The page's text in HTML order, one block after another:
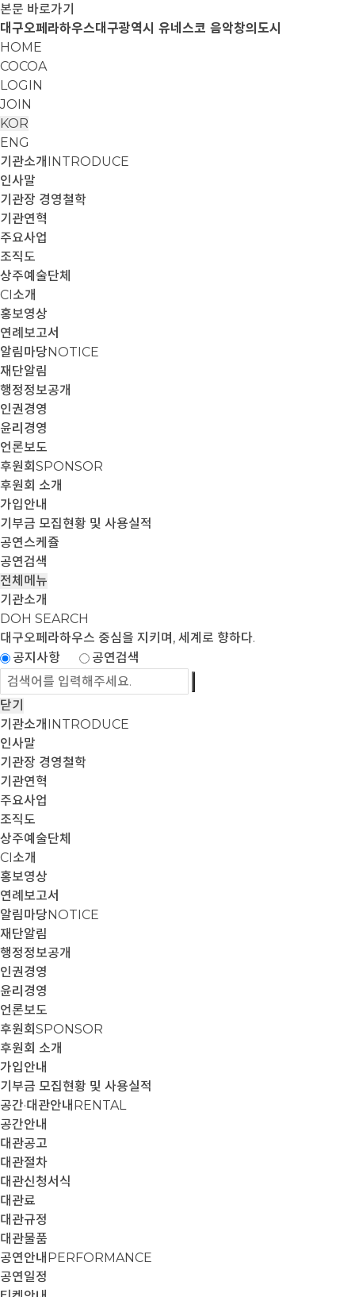
본문 바로가기
대구오페라하우스대구광역시 유네스코 음악창의도시
HOME
COCOA
LOGIN
JOIN
KOR
ENG
기관소개 INTRODUCE
인사말
기관장 경영철학
기관연혁
주요사업
조직도
상주예술단체
CI소개
홍보영상
연례보고서
알림마당NOTICE
재단알림
행정정보공개
인권경영
윤리경영
언론보도
후원회 SPONSOR
후원회 소개
가입안내
기부금 모집현황 및 사용실적
공연스케쥴
공연검색
전체메뉴
기관소개
DOH SEARCH
대구오페라하우스 중심을 지키며, 세계로 향하다.
공지사항
공연검색
닫기
기관소개 INTRODUCE
인사말
기관장 경영철학
기관연혁
주요사업
조직도
상주예술단체
CI소개
홍보영상
연례보고서
알림마당NOTICE
재단알림
행정정보공개
인권경영
윤리경영
언론보도
후원회 SPONSOR
후원회 소개
가입안내
기부금 모집현황 및 사용실적
공간·대관안내 RENTAL
공간안내
대관공고
대관절차
대관신청서식
대관료
대관규정
대관물품
공연안내 PERFORMANCE
공연일정